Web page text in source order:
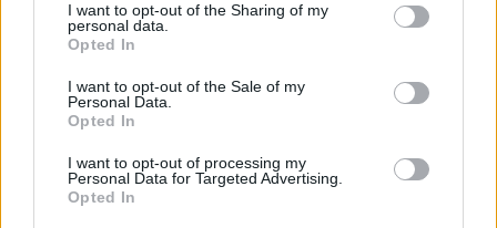
I want to opt-out of the Sharing of my
personal data.
Opted In
I want to opt-out of the Sale of my
Personal Data.
Opted In
I want to opt-out of processing my
Personal Data for Targeted Advertising.
Opted In